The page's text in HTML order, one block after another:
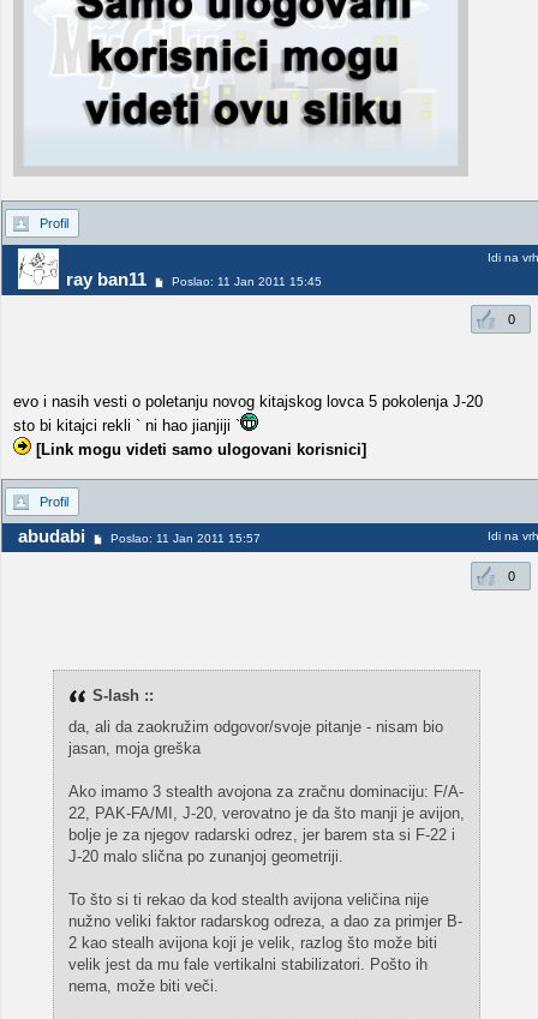
Profil
ray ban11 Poslao: 11 Jan 2011 15:45
Idi na vrh
0
evo i nasih vesti o poletanju novog kitajskog lovca 5 pokolenja J-20
sto bi kitajci rekli ` ni hao jianjiji `
[Link mogu videti samo ulogovani korisnici]
Profil
abudabi Poslao: 11 Jan 2011 15:57 Idi na vrh
0
S-lash ::
da, ali da zaokružim odgovor/svoje pitanje - nisam bio
jasan, moja greška
Ako imamo 3 stealth avojona za zračnu dominaciju: F/A-
22, PAK-FA/MI, J-20, verovatno je da što manji je avijon,
bolje je za njegov radarski odrez, jer barem sta si F-22 i
J-20 malo slična po zunanjoj geometriji.
To što si ti rekao da kod stealth avijona veličina nije
nužno veliki faktor radarskog odreza, a dao za primjer B-
2 kao stealh avijona koji je velik, razlog što može biti
velik jest da mu fale vertikalni stabilizatori. Pošto ih
nema, može biti veči.